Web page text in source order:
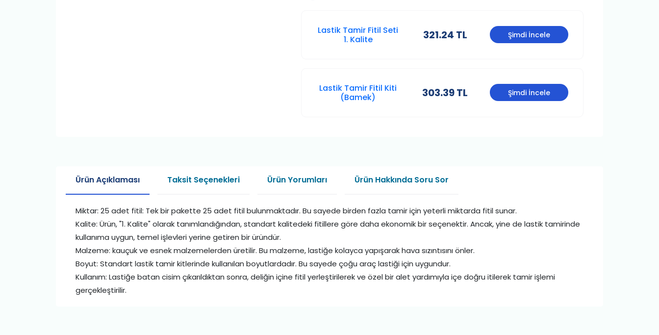
Lastik Tamir Fitil Seti
1. Kalite
321.24 TL Şimdi İncele
Lastik Tamir Fitil Kiti
(Bamek)
303.39 TL Şimdi İncele
Ürün Açıklaması Taksit Seçenekleri Ürün Yorumları Ürün Hakkında Soru Sor
Miktar: 25 adet fitil: Tek bir pakette 25 adet fitil bulunmaktadır. Bu sayede birden fazla tamir için yeterli miktarda fitil sunar.
Kalite: Ürün, "1. Kalite" olarak tanımlandığından, standart kalitedeki fitillere göre daha ekonomik bir seçenektir. Ancak, yine de lastik tamirinde
kullanıma uygun, temel işlevleri yerine getiren bir üründür.
Malzeme: kauçuk ve esnek malzemelerden üretilir. Bu malzeme, lastiğe kolayca yapışarak hava sızıntısını önler.
Boyut: Standart lastik tamir kitlerinde kullanılan boyutlardadır. Bu sayede çoğu araç lastiği için uygundur.
Kullanım: Lastiğe batan cisim çıkarıldıktan sonra, deliğin içine fitil yerleştirilerek ve özel bir alet yardımıyla içe doğru itilerek tamir işlemi
gerçekleştirilir.